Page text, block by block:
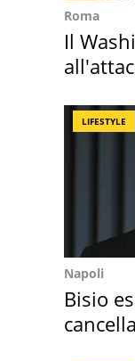
Roma
Il
LIFESTYLE
Napoli
Bisio